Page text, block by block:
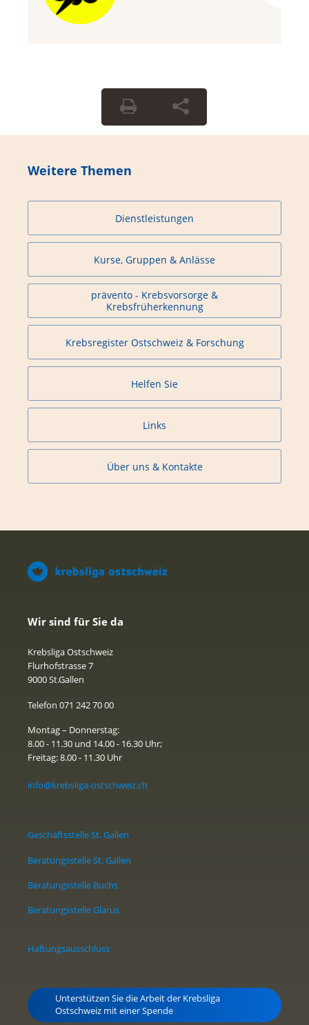
Weitere Themen
Dienstleistungen
Kurse, Gruppen & Anlässe
prävento - Krebsvorsorge &
Krebsfrüherkennung
Krebsregister Ostschweiz & Forschung
Helfen Sie
Links
Über uns & Kontakte
Wir sind für Sie da
Krebsliga Ostschweiz
Flurhofstrasse 7
9000 St.Gallen
Telefon 071 242 70 00
Montag – Donnerstag:
8.00 - 11.30 und 14.00 - 16.30 Uhr;
Freitag: 8.00 - 11.30 Uhr
info@krebsliga-ostschweiz.ch
Geschäftsstelle St. Gallen
Beratungsstelle St. Gallen
Beratungsstelle Buchs
Beratungsstelle Glarus
Haftungsausschluss
Unterstützen Sie die Arbeit der Krebsliga
Ostschweiz mit einer Spende